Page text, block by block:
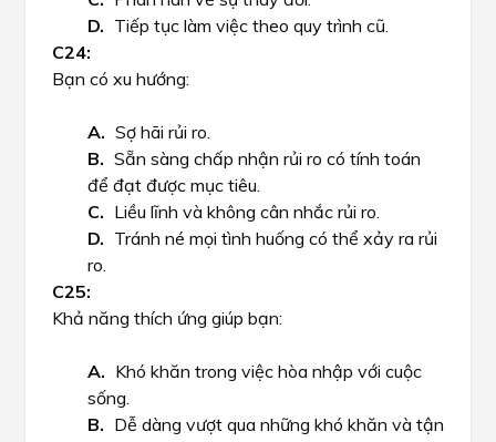
Tiếp tục làm việc theo quy trình cũ.
Bạn có xu hướng:
Sợ hãi rủi ro.
Sẵn sàng chấp nhận rủi ro có tính toán
để đạt được mục tiêu.
Liều lĩnh và không cân nhắc rủi ro.
Tránh né mọi tình huống có thể xảy ra rủi
ro.
Khả năng thích ứng giúp bạn:
Khó khăn trong việc hòa nhập với cuộc
sống.
Dễ dàng vượt qua những khó khăn và tận